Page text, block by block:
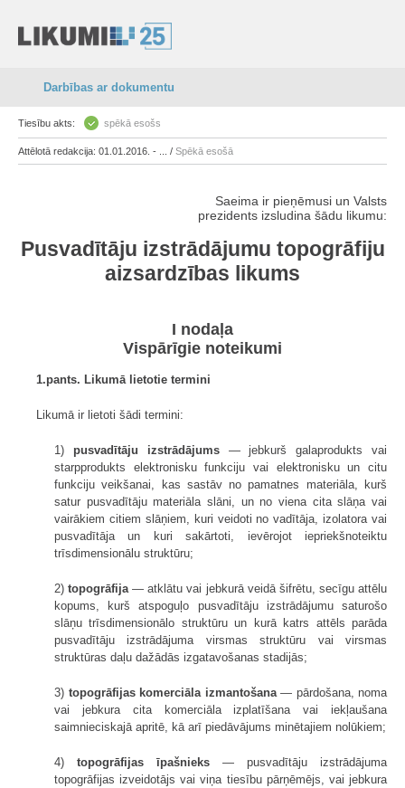
Darbības ar dokumentu
Tiesību akts: spēkā esošs
Attēlotā redakcija: 01.01.2016. - ... / Spēkā esošā
Saeima ir pieņēmusi un Valsts
prezidents izsludina šādu likumu:
Pusvadītāju izstrādājumu topogrāfiju
aizsardzības likums
I nodaļa
Vispārīgie noteikumi
1.pants. Likumā lietotie termini
Likumā ir lietoti šādi termini:
1) pusvadītāju izstrādājums— jebkurš galaprodukts vai
starpprodukts elektronisku funkciju vai elektronisku un citu
funkciju veikšanai, kas sastāv no pamatnes materiāla, kurš
satur pusvadītāju materiāla slāni, un no viena cita slāņa vai
vairākiem citiem slāņiem, kuri veidoti no vadītāja, izolatora vai
pusvadītāja un kuri sakārtoti, ievērojot iepriekšnoteiktu
trīsdimensionālu struktūru;
2)topogrāfija — atklātu vai jebkurā veidā šifrētu, secīgu attēlu
kopums, kurš atspoguļo pusvadītāju izstrādājumu saturošo
slāņu trīsdimensionālo struktūru un kurā katrs attēls parāda
pusvadītāju izstrādājuma virsmas struktūru vai virsmas
struktūras daļu dažādās izgatavošanas stadijās;
3) topogrāfijas komerciāla izmantošana— pārdošana, noma
vai jebkura cita komerciāla izplatīšana vai iekļaušana
saimnieciskajā apritē, kā arī piedāvājums minētajiem nolūkiem;
4) topogrāfijas īpašnieks — pusvadītāju izstrādājuma
topogrāfijas izveidotājs vai viņa tiesību pārņēmējs, vai jebkura